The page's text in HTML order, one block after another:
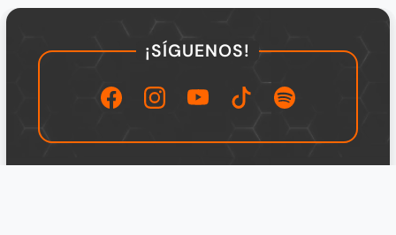
¡SÍGUENOS!